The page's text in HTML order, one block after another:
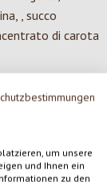
um unsere
und Ihnen ein
zu den
, succo
di carota